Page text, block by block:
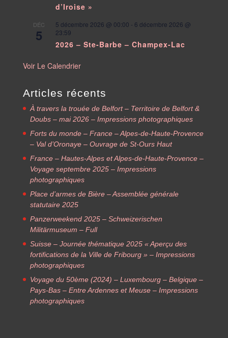
d’Iroise »
DÉC
5
5 décembre 2026 @ 00:00 - 6 décembre 2026 @
23:59
2026 – Ste-Barbe – Champex-Lac
Voir Le Calendrier
Articles récents
À travers la trouée de Belfort – Territoire de Belfort &
Doubs – mai 2026 – Impressions photographiques
Forts du monde – France – Alpes-de-Haute-Provence
– Val d’Oronaye – Ouvrage de St-Ours Haut
France – Hautes-Alpes et Alpes-de-Haute-Provence –
Voyage septembre 2025 – Impressions
photographiques
Place d’armes de Bière – Assemblée générale
statutaire 2025
Panzerweekend 2025 – Schweizerischen
Militärmuseum – Full
Suisse – Journée thématique 2025 « Aperçu des
fortifications de la Ville de Fribourg » – Impressions
photographiques
Voyage du 50ème (2024) – Luxembourg – Belgique –
Pays-Bas – Entre Ardennes et Meuse – Impressions
photographiques